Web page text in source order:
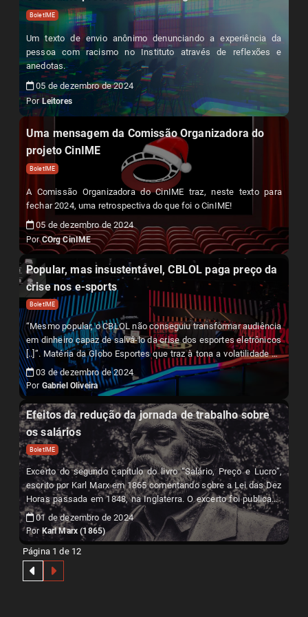
BoletIME
Um texto de envio anônimo denunciando a experiência da
pessoa com racismo no Instituto através de reflexões e
anedotas.
05 de dezembro de 2024
PorLeitores
Uma mensagem da Comissão Organizadora do
projeto CinIME
BoletIME
A Comissão Organizadora do CinIME traz, neste texto para
fechar 2024, uma retrospectiva do que foi o CinIME!
05 de dezembro de 2024
PorCOrg CinIME
Popular, mas insustentável, CBLOL paga preço da
crise nos e-sports
BoletIME
“Mesmo popular, o CBLOL não conseguiu transformar audiência
em dinheiro capaz de salvá-lo da crise dos esportes eletrônicos
[..]”. Matéria da Globo Esportes que traz à tona a volatilidade do
atual modelo de negócios dos jogos eletrônicos e E-Sports.
03 de dezembro de 2024
Por Gabriel Oliveira
Efeitos da redução da jornada de trabalho sobre
os salários
BoletIME
Excerto do segundo capítulo do livro “Salário, Preço e Lucro”,
escrito por Karl Marx em 1865 comentando sobre a Lei das Dez
Horas passada em 1848, na Inglaterra. O excerto foi publicado
originalmente no site Em Defesa do Comunismo e dialoga com
o momento atual da luta contra a escala 6x1, colocando em
cheque os velhos argumentos sobre a produtividade, lucro e
salário.
01 de dezembro de 2024
Por Karl Marx (1865)
Página 1 de 12